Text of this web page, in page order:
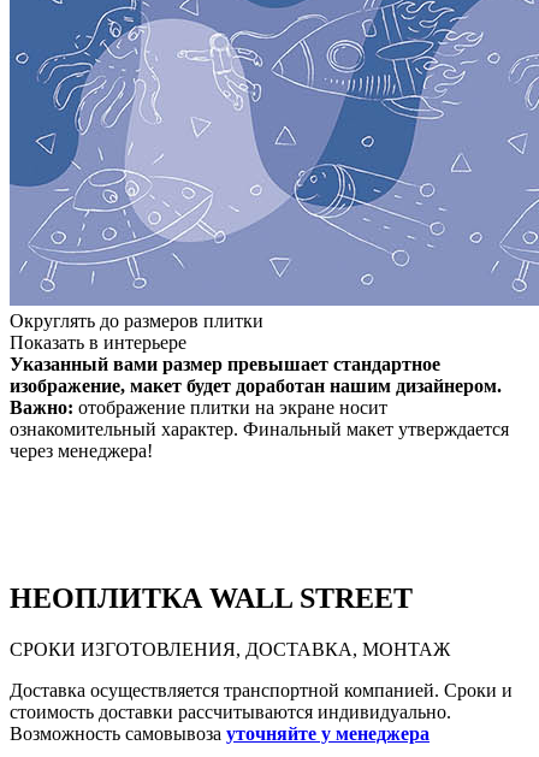
Округлять до размеров плитки
Показать в интерьере
Указанный вами размер превышает стандартное
изображение, макет будет доработан нашим дизайнером.
Важно: отображение плитки на экране носит
ознакомительный характер. Финальный макет утверждается
через менеджера!
НЕОПЛИТКА WALL STREET
СРОКИ ИЗГОТОВЛЕНИЯ, ДОСТАВКА, МОНТАЖ
Доставка осуществляется транспортной компанией. Сроки и
стоимость доставки рассчитываются индивидуально.
Возможность самовывоза уточняйте у менеджера